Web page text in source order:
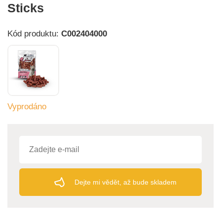
Sticks
Kód produktu: C002404000
Vyprodáno
Dejte mi vědět, až bude skladem